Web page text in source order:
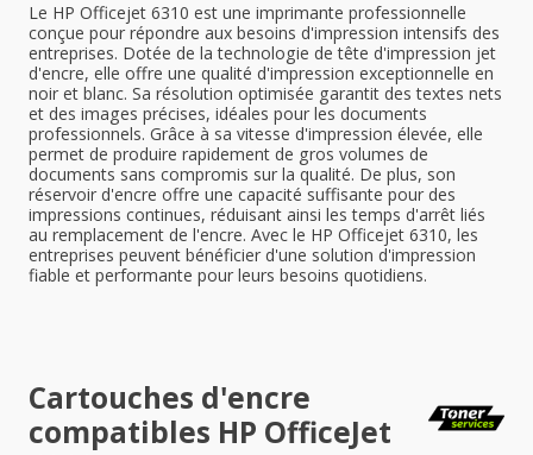
Le HP Officejet 6310 est une imprimante professionnelle
conçue pour répondre aux besoins d'impression intensifs des
entreprises. Dotée de la technologie de tête d'impression jet
d'encre, elle offre une qualité d'impression exceptionnelle en
noir et blanc. Sa résolution optimisée garantit des textes nets
et des images précises, idéales pour les documents
professionnels. Grâce à sa vitesse d'impression élevée, elle
permet de produire rapidement de gros volumes de
documents sans compromis sur la qualité. De plus, son
réservoir d'encre offre une capacité suffisante pour des
impressions continues, réduisant ainsi les temps d'arrêt liés
au remplacement de l'encre. Avec le HP Officejet 6310, les
entreprises peuvent bénéficier d'une solution d'impression
fiable et performante pour leurs besoins quotidiens.
Cartouches d'encre
compatibles HP OfficeJet